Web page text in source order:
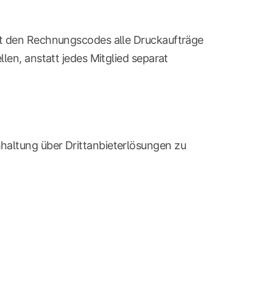
Rechnungscodes alle Druckaufträge
anstatt jedes Mitglied separat
über Drittanbieterlösungen zu